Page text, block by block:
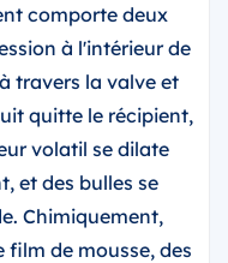
comporte deux
à l'intérieur de
travers la valve et
quitte le récipient,
volatil se dilate
et des bulles se
Chimiquement,
de mousse, des